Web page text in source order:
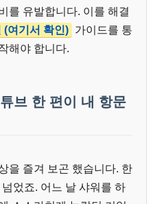
를 유발합니다. 이를 해결
(여기서 확인) 가이드를 통
해야 합니다.
브 한 편이 내 항문
을 즐겨 보곤 했습니다. 한
었죠. 어느 날 샤워를 하